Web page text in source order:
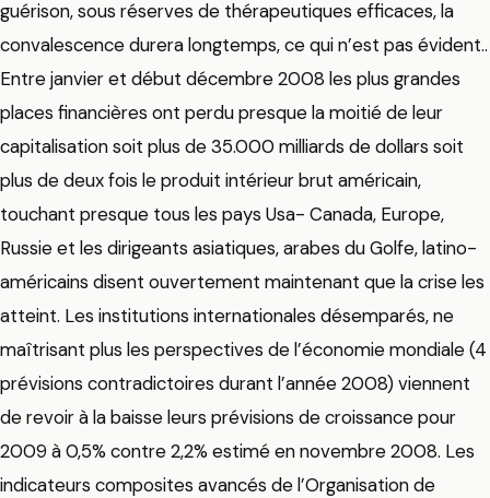
guérison, sous réserves de thérapeutiques efficaces, la
convalescence durera longtemps, ce qui n’est pas évident..
Entre janvier et début décembre 2008 les plus grandes
places financières ont perdu presque la moitié de leur
capitalisation soit plus de 35.000 milliards de dollars soit
plus de deux fois le produit intérieur brut américain,
touchant presque tous les pays Usa- Canada, Europe,
Russie et les dirigeants asiatiques, arabes du Golfe, latino-
américains disent ouvertement maintenant que la crise les
atteint. Les institutions internationales désemparés, ne
maîtrisant plus les perspectives de l’économie mondiale (4
prévisions contradictoires durant l’année 2008) viennent
de revoir à la baisse leurs prévisions de croissance pour
2009 à 0,5% contre 2,2% estimé en novembre 2008. Les
indicateurs composites avancés de l’Organisation de